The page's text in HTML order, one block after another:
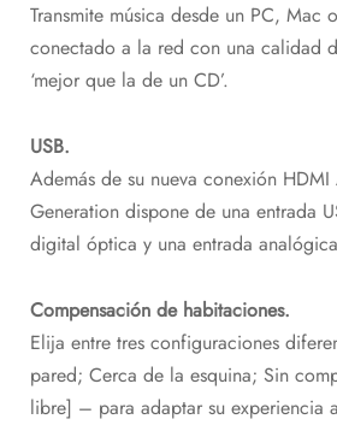
Transmite música desde un PC, Mac
conectado a la red con una calidad
‘mejor que la de un CD’.
USB.
Además de su nueva conexión
Generation dispone de una entrada
digital óptica y una entrada
Compensación de habitaciones.
Elija entre tres configuraciones
pared; Cerca de la esquina; Sin
libre] – para adaptar su experiencia